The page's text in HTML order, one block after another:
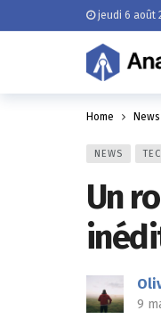
jeudi 6 août
Home News
NEWS
Un
9